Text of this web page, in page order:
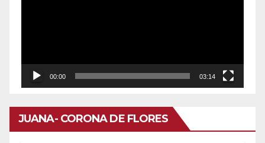
00:00 03:14
JUANA- CORONA DE FLORES